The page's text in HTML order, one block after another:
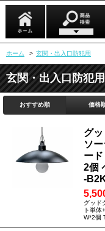
ホーム > 玄関・出入口防犯用
玄関・出入口防犯用
おすすめ順 価格
グ
ソ
ー
2個
-
グッド
ト単
W*2個